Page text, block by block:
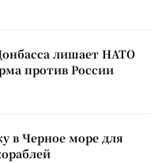
лишает НАТО
против России
в Черное море для